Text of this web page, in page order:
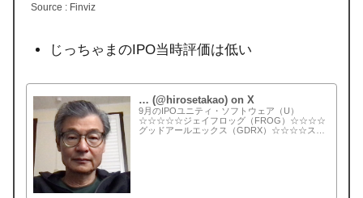
Source : Finviz
じっちゃまのIPO当時評価は低い
… (@hirosetakao) on X
9月のIPOユニティ・ソフトウェア（U）
☆☆☆☆☆ジェイフロッグ（FROG）☆☆☆☆
グッドアールエックス（GDRX）☆☆☆☆スノ